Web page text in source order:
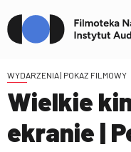
WYDARZENIA| POKAZ FILMOWY
Wielkie
ekranie |